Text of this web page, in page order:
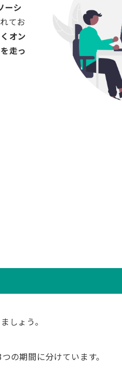
ーシ
てお
オン
走っ
しょう。
の期間に分けています。